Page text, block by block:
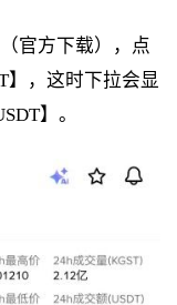
官方下载），点
】，这时下拉会显
】。